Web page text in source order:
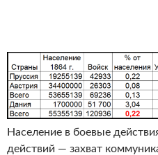
Население в боевые
действий — захват